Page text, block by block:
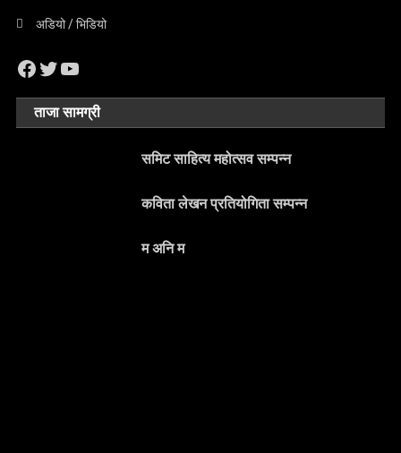
अडियो / भिडियो
Facebook
Twitter
YouTube
ताजा सामग्री
समिट साहित्य महोत्सव सम्पन्न
कविता लेखन प्रतियोगिता सम्पन्न
म अनि म